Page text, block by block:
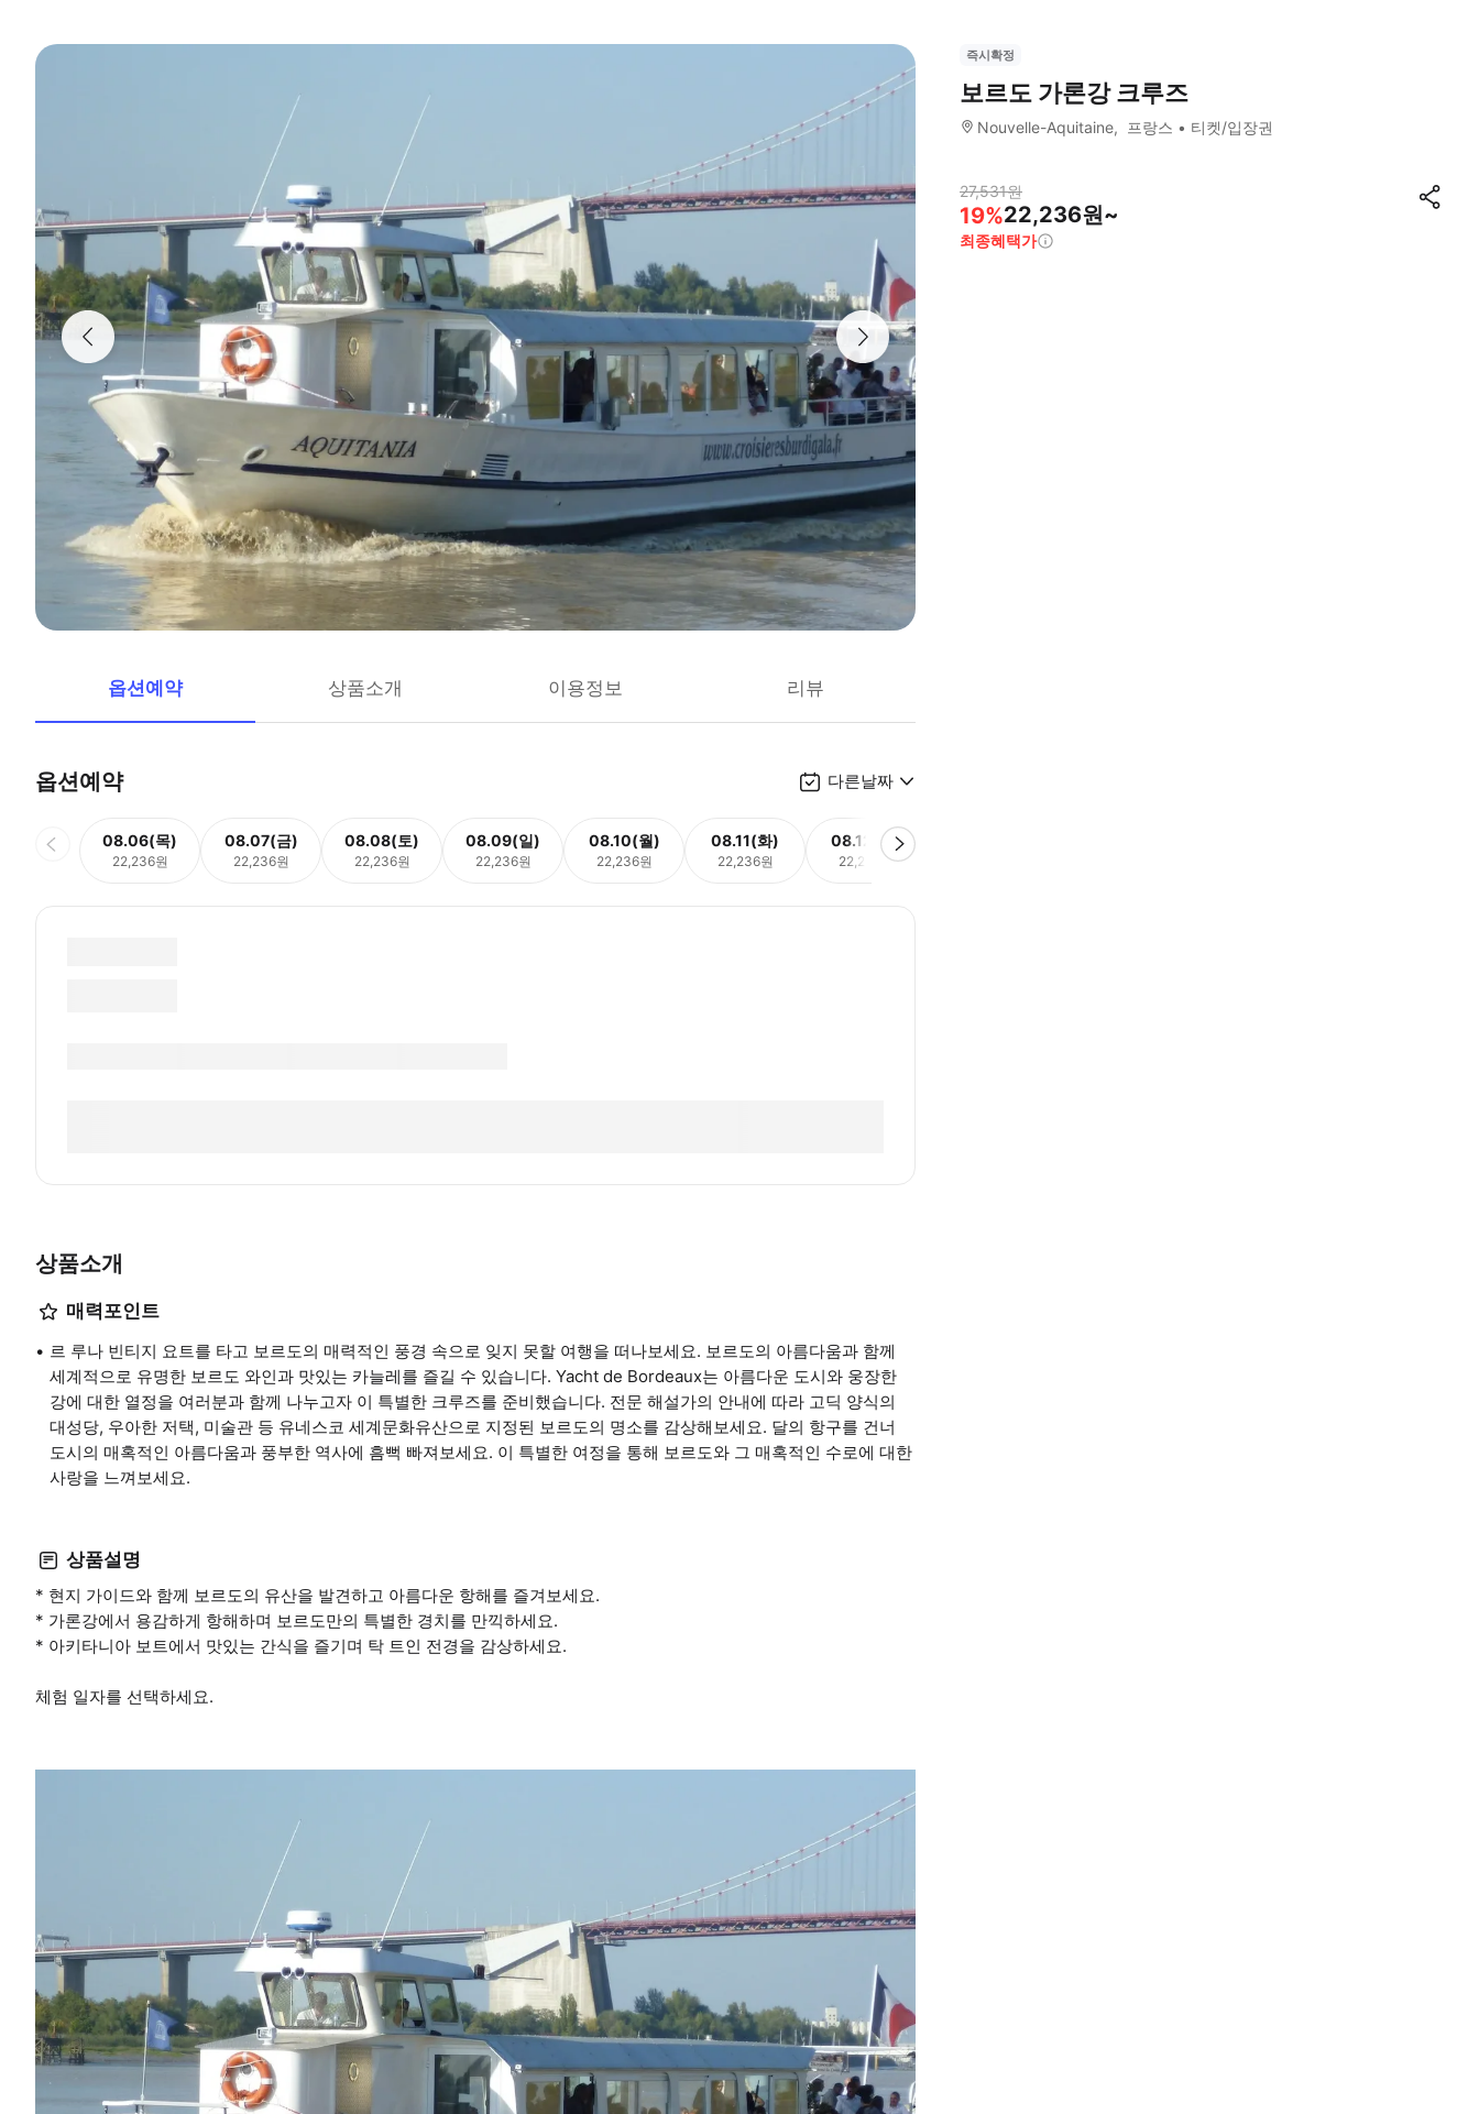
옵션예약 상품소개 이용정보 리뷰
옵션예약 다른날짜
08.06(목)
22,236원
08.07(금)
22,236원
08.08(토)
22,236원
08.09(일)
22,236원
08.10(월)
22,236원
08.11(화)
22,236원
08.12(수)
22,236원
상품소개
매력포인트
르 루나 빈티지 요트를 타고 보르도의 매력적인 풍경 속으로 잊지 못할 여행을 떠나보세요. 보르도의 아름다움과 함께
세계적으로 유명한 보르도 와인과 맛있는 카늘레를 즐길 수 있습니다. Yacht de Bordeaux는 아름다운 도시와 웅장한
강에 대한 열정을 여러분과 함께 나누고자 이 특별한 크루즈를 준비했습니다. 전문 해설가의 안내에 따라 고딕 양식의
대성당, 우아한 저택, 미술관 등 유네스코 세계문화유산으로 지정된 보르도의 명소를 감상해보세요. 달의 항구를 건너
도시의 매혹적인 아름다움과 풍부한 역사에 흠뻑 빠져보세요. 이 특별한 여정을 통해 보르도와 그 매혹적인 수로에 대한
사랑을 느껴보세요.
상품설명
* 현지 가이드와 함께 보르도의 유산을 발견하고 아름다운 항해를 즐겨보세요.
* 가론강에서 용감하게 항해하며 보르도만의 특별한 경치를 만끽하세요.
* 아키타니아 보트에서 맛있는 간식을 즐기며 탁 트인 전경을 감상하세요.
체험 일자를 선택하세요.
즉시확정
보르도 가론강 크루즈
Nouvelle-Aquitaine 프랑스 티켓/입장권
27,531원
19%22,236원~
최종혜택가